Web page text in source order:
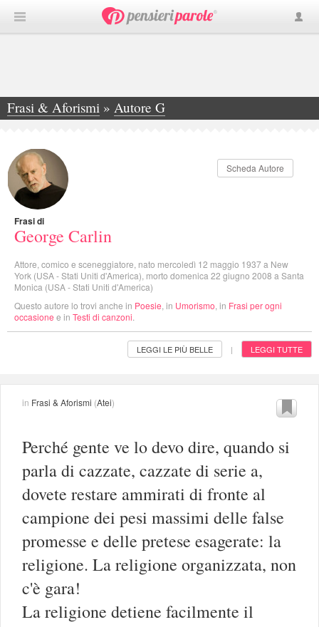
Frasi & Aforismi » Autore G
»George Carlin
Scheda Autore
Frasi di
George Carlin
Attore, comico e sceneggiatore, nato mercoledì 12 maggio 1937 a New
York (USA - Stati Uniti d'America), morto domenica 22 giugno 2008 a Santa
Monica (USA - Stati Uniti d'America)
Questo autore lo trovi anche in Poesie , in Umorismo , in Frasi per ogni
occasione e in Testi di canzoni
LEGGI LE PIÙ BELLE | LEGGI TUTTE
in Frasi & Aforismi (Atei)
Perché gente ve lo devo dire, quando si
parla di cazzate, cazzate di serie a,
dovete restare ammirati di fronte al
campione dei pesi massimi delle false
promesse e delle pretese esagerate: la
religione. La religione organizzata, non
c'è gara!
La religione detiene facilmente il